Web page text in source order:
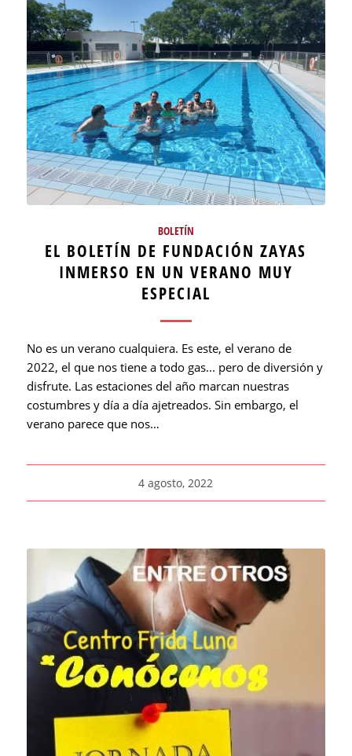
BOLETÍN
EL BOLETÍN DE FUNDACIÓN ZAYAS
INMERSO EN UN VERANO MUY
ESPECIAL
No es un verano cualquiera. Es este, el verano de
2022, el que nos tiene a todo gas... pero de diversión y
disfrute. Las estaciones del año marcan nuestras
costumbres y día a día ajetreados. Sin embargo, el
verano parece que nos…
4 agosto, 2022